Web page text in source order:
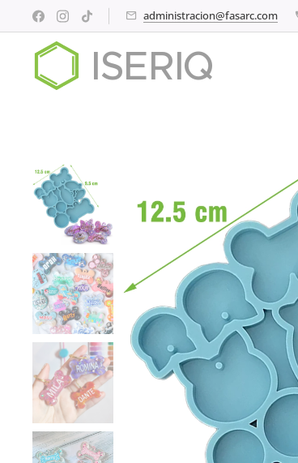
administracion@fasarc.com
ISERIQ